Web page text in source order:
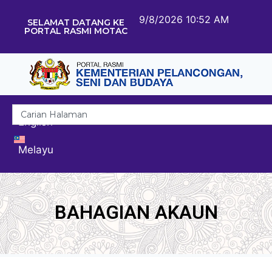
SELAMAT DATANG KE
PORTAL RASMI MOTAC
9/8/2026 10:52 AM
English
Melayu
BAHAGIAN AKAUN